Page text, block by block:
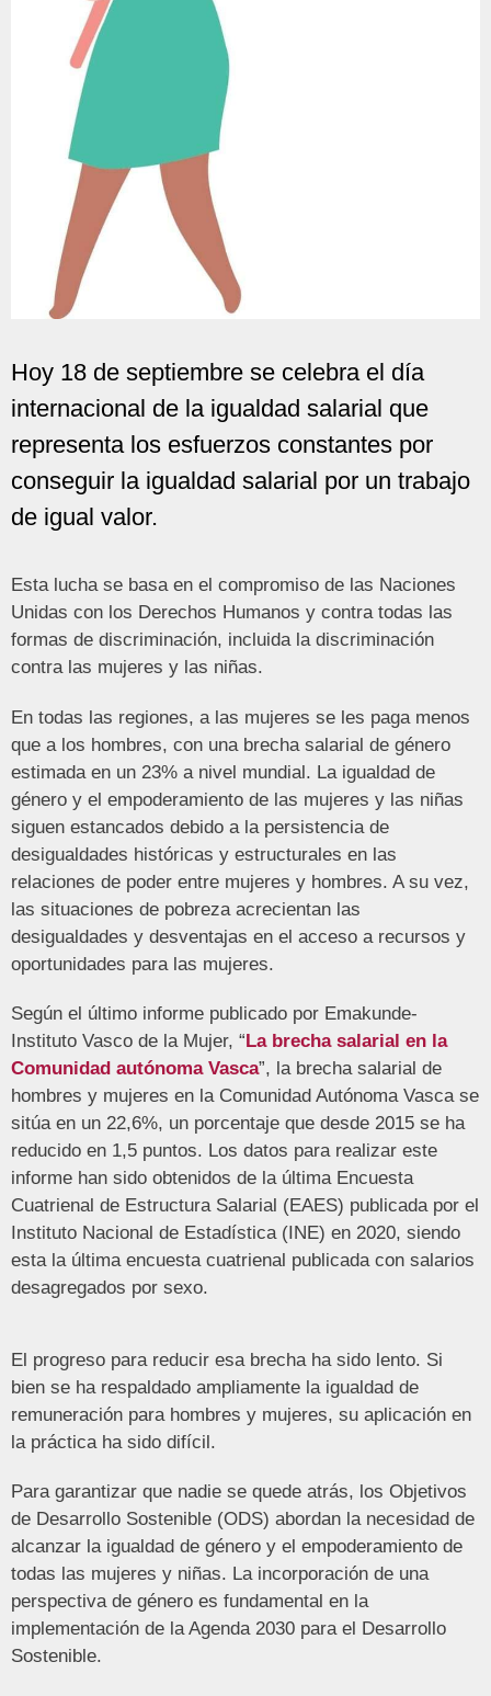
Hoy 18 de septiembre se celebra el día
internacional de la igualdad salarial que
representa los esfuerzos constantes por
conseguir la igualdad salarial por un trabajo
de igual valor.
Esta lucha se basa en el compromiso de las Naciones
Unidas con los Derechos Humanos y contra todas las
formas de discriminación, incluida la discriminación
contra las mujeres y las niñas.
En todas las regiones, a las mujeres se les paga menos
que a los hombres, con una brecha salarial de género
estimada en un 23% a nivel mundial. La igualdad de
género y el empoderamiento de las mujeres y las niñas
siguen estancados debido a la persistencia de
desigualdades históricas y estructurales en las
relaciones de poder entre mujeres y hombres. A su vez,
las situaciones de pobreza acrecientan las
desigualdades y desventajas en el acceso a recursos y
oportunidades para las mujeres.
Según el último informe publicado por Emakunde-
Instituto Vasco de la Mujer, “La brecha salarial en la
Comunidad autónoma Vasca”, la brecha salarial de
hombres y mujeres en la Comunidad Autónoma Vasca se
sitúa en un 22,6%, un porcentaje que desde 2015 se ha
reducido en 1,5 puntos. Los datos para realizar este
informe han sido obtenidos de la última Encuesta
Cuatrienal de Estructura Salarial (EAES) publicada por el
Instituto Nacional de Estadística (INE) en 2020, siendo
esta la última encuesta cuatrienal publicada con salarios
desagregados por sexo.
El progreso para reducir esa brecha ha sido lento. Si
bien se ha respaldado ampliamente la igualdad de
remuneración para hombres y mujeres, su aplicación en
la práctica ha sido difícil.
Para garantizar que nadie se quede atrás, los Objetivos
de Desarrollo Sostenible (ODS) abordan la necesidad de
alcanzar la igualdad de género y el empoderamiento de
todas las mujeres y niñas. La incorporación de una
perspectiva de género es fundamental en la
implementación de la Agenda 2030 para el Desarrollo
Sostenible.